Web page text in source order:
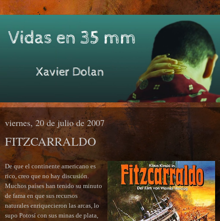
viernes, 20 de julio de 2007
FITZCARRALDO
De que el continente americano es
rico, creo que no hay discusión.
Muchos países han tenido su minuto
de fama en que sus recursos
naturales enriquecieron las arcas, lo
supo Potosí con sus minas de plata,